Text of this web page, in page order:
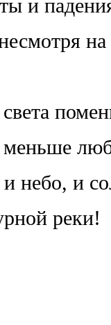
и
меньше
и небо, и
реки!